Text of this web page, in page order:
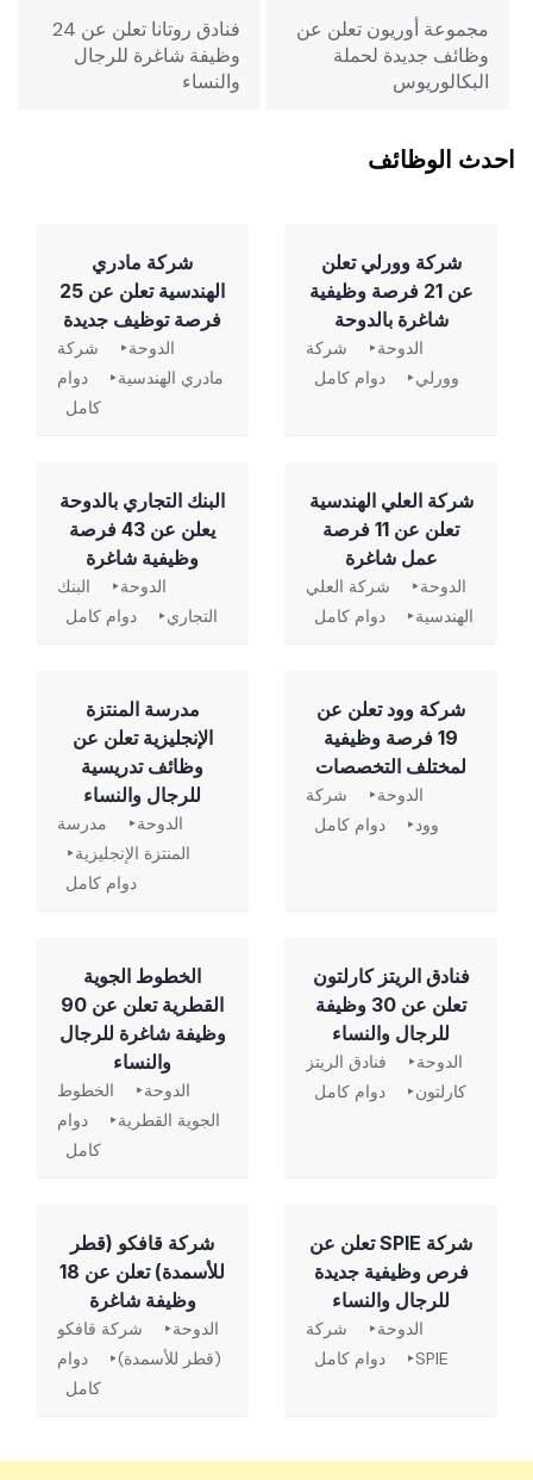
المقالات
مجموعة أوريون تعلن عن
وظائف جديدة لحملة
البكالوريوس
فنادق روتانا تعلن عن 24
وظيفة شاغرة للرجال
والنساء
احدث الوظائف
شركة وورلي تعلن
عن 21 فرصة وظيفية
شاغرة بالدوحة
الدوحة
شركة
وورلي
دوام كامل
شركة مادري
الهندسية تعلن عن 25
فرصة توظيف جديدة
الدوحة
شركة
مادري الهندسية
دوام
كامل
شركة العلي الهندسية
تعلن عن 11 فرصة
عمل شاغرة
الدوحة
شركة العلي
الهندسية
دوام كامل
‏البنك التجاري بالدوحة
يعلن عن 43 فرصة
وظيفية شاغرة
الدوحة
البنك
التجاري
دوام كامل
شركة وود تعلن عن
19 فرصة وظيفية
لمختلف التخصصات
الدوحة
شركة
وود
دوام كامل
مدرسة المنتزة
الإنجليزية تعلن عن
وظائف تدريسية
للرجال والنساء
الدوحة
مدرسة
المنتزة الإنجليزية
دوام كامل
فنادق الريتز كارلتون
تعلن عن 30 وظيفة
للرجال والنساء
الدوحة
فنادق الريتز
كارلتون
دوام كامل
الخطوط الجوية
القطرية تعلن عن 90
وظيفة شاغرة للرجال
والنساء
الدوحة
الخطوط
الجوية القطرية
دوام
كامل
شركة SPIE تعلن عن
فرص وظيفية جديدة
للرجال والنساء
الدوحة
شركة
SPIE
دوام كامل
شركة قافكو (قطر
للأسمدة) تعلن عن 18
وظيفة شاغرة
الدوحة
شركة قافكو
(قطر للأسمدة)
دوام
كامل